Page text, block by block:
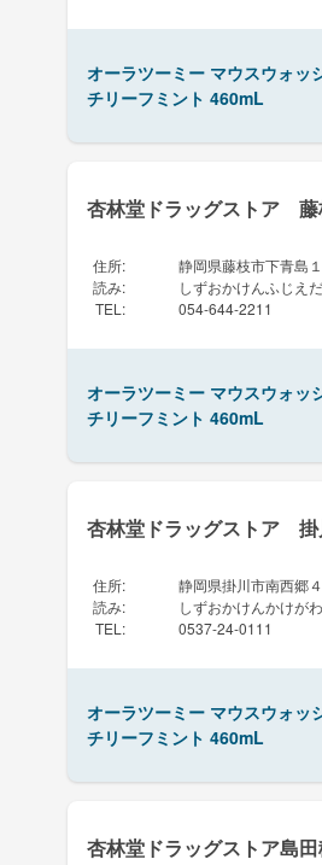
オーラツーミー マウスウォッ
チリーフミント 460mL
杏林堂ドラッグストア 藤
住所:
静岡県藤枝市下青島
読み:
しずおかけんふじえ
TEL : 054-644-2211
オーラツーミー マウスウォッ
チリーフミント 460mL
杏林堂ドラッグストア 掛
住所:
静岡県掛川市南西郷
読み:
しずおかけんかけが
TEL : 0537-24-0111
オーラツーミー マウスウォッ
チリーフミント 460mL
杏林堂ドラッグストア島